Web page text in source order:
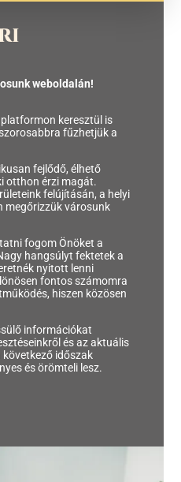
weboldalán!
keresztül is
fűzhetjük a
fejlődő, élhető
otthon érzi magát.
felújításán, a helyi
megőrizzük városunk
fogom Önöket a
hangsúlyt fektetek a
nyitott lenni
fontos számomra
hiszen közösen
információkat
és az aktuális
következő időszak
és örömteli lesz.